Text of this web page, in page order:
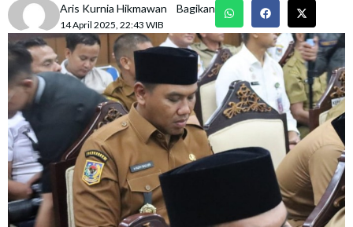
Aris Kurnia Hikmawan
14 April 2025, 22:43 WIB
Bagikan